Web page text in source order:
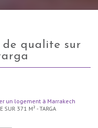
un logement à Marrakech
SUR 371 M² - TARGA